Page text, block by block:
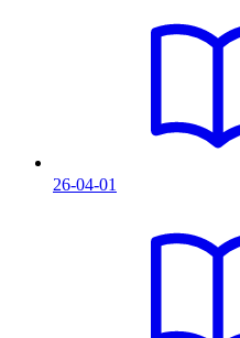
26-04-01